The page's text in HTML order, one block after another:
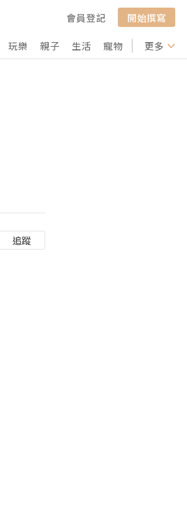
會員登記
開始撰寫
玩樂 親子 生活 寵物 行山 打卡
更多
追蹤